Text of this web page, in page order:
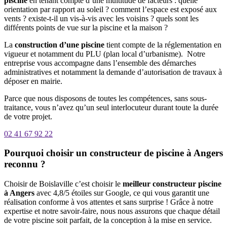
orientation par rapport au soleil ? comment l’espace est exposé aux
vents ? existe-t-il un vis-à-vis avec les voisins ? quels sont les
différents points de vue sur la piscine et la maison ?
La construction d’une piscine tient compte de la réglementation en
vigueur et notamment du PLU (plan local d’urbanisme). Notre
entreprise vous accompagne dans l’ensemble des démarches
administratives et notamment la demande d’autorisation de travaux à
déposer en mairie.
Parce que nous disposons de toutes les compétences, sans sous-
traitance, vous n’avez qu’un seul interlocuteur durant toute la durée
de votre projet.
02 41 67 92 22
Pourquoi choisir un constructeur de piscine à Angers
reconnu ?
Choisir de Boislaville c’est choisir le meilleur constructeur piscine
à Angers avec 4,8/5 étoiles sur Google, ce qui vous garantit une
réalisation conforme à vos attentes et sans surprise ! Grâce à notre
expertise et notre savoir-faire, nous nous assurons que chaque détail
de votre piscine soit parfait, de la conception à la mise en service.